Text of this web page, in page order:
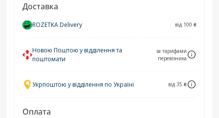
Доставка
ROZETKA Delivery від 100 ₴
Новою Поштою у відділення та
поштомати
за тарифами
перевізника
Укрпоштою у відділення по Україні від 35 ₴
Оплата